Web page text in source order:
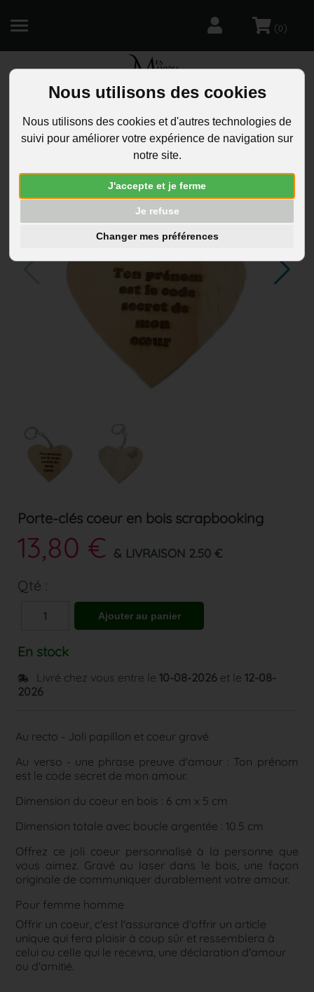
Nous utilisons des cookies
Nous utilisons des cookies et d'autres technologies de
suivi pour améliorer votre expérience de navigation sur
notre site.
J'accepte et je ferme
Je refuse
Changer mes préférences
(0)
Porte-clés coeur en bois scrapbooking
13,80 € & LIVRAISON 2.50 €
Qté :
En stock
Livré chez vous entre le10-08-2026 et le12-08-
2026
Au recto - Joli papillon et coeur gravé
Au verso - une phrase preuve d'amour : Ton prénom
est le code secret de mon amour.
Dimension du coeur en bois : 6 cm x 5 cm
Dimension totale avec boucle argentée : 10.5 cm
Offrez ce joli coeur personnalisé à la personne que
vous aimez. Gravé au laser dans le bois, une façon
originale de communiquer durablement votre amour.
Pour femme homme
Offrir un coeur, c'est l'assurance d'offrir un article
unique qui fera plaisir à coup sûr et ressemblera à
celui ou celle qui le recevra, une déclaration d'amour
ou d'amitié.